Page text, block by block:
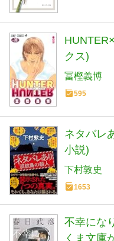
クス)
冨樫義博
595
ネタバレ
小説)
下村敦史
1653
不幸にな
くま文庫